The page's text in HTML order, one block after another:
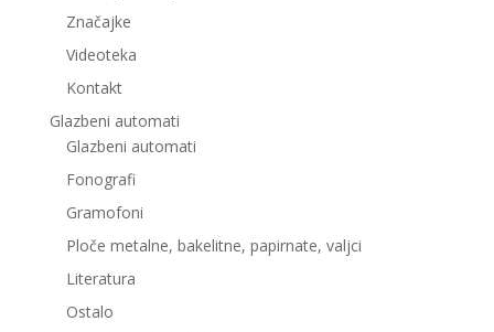
Značajke
Videoteka
Kontakt
Glazbeni automati
Glazbeni automati
Fonografi
Gramofoni
Ploče metalne, bakelitne, papirnate, valjci
Literatura
Ostalo